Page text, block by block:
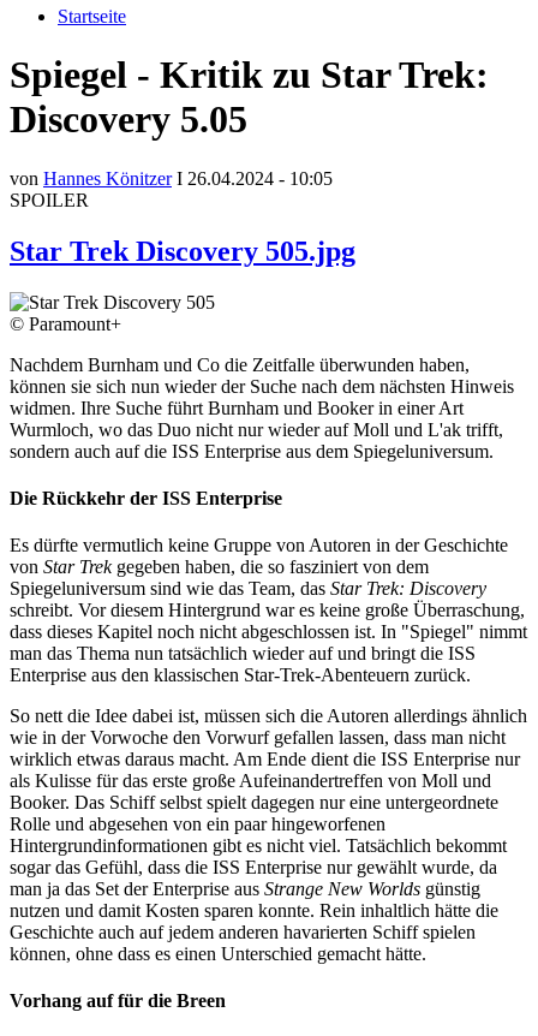
Startseite
Spiegel - Kritik zu Star Trek:
Discovery 5.05
von Hannes KönitzerI 26.04.2024 - 10:05
SPOILER
Star Trek Discovery 505.jpg
© Paramount+
Nachdem Burnham und Co die Zeitfalle überwunden haben,
können sie sich nun wieder der Suche nach dem nächsten Hinweis
widmen. Ihre Suche führt Burnham und Booker in einer Art
Wurmloch, wo das Duo nicht nur wieder auf Moll und L'ak trifft,
sondern auch auf die ISS Enterprise aus dem Spiegeluniversum.
Die Rückkehr der ISS Enterprise
Es dürfte vermutlich keine Gruppe von Autoren in der Geschichte
von Star Trekgegeben haben, die so fasziniert von dem
Spiegeluniversum sind wie das Team, das Star Trek: Discovery
schreibt. Vor diesem Hintergrund war es keine große Überraschung,
dass dieses Kapitel noch nicht abgeschlossen ist. In "Spiegel" nimmt
man das Thema nun tatsächlich wieder auf und bringt die ISS
Enterprise aus den klassischen Star-Trek-Abenteuern zurück.
So nett die Idee dabei ist, müssen sich die Autoren allerdings ähnlich
wie in der Vorwoche den Vorwurf gefallen lassen, dass man nicht
wirklich etwas daraus macht. Am Ende dient die ISS Enterprise nur
als Kulisse für das erste große Aufeinandertreffen von Moll und
Booker. Das Schiff selbst spielt dagegen nur eine untergeordnete
Rolle und abgesehen von ein paar hingeworfenen
Hintergrundinformationen gibt es nicht viel. Tatsächlich bekommt
sogar das Gefühl, dass die ISS Enterprise nur gewählt wurde, da
man ja das Set der Enterprise aus Strange New Worlds günstig
nutzen und damit Kosten sparen konnte. Rein inhaltlich hätte die
Geschichte auch auf jedem anderen havarierten Schiff spielen
können, ohne dass es einen Unterschied gemacht hätte.
Vorhang auf für die Breen